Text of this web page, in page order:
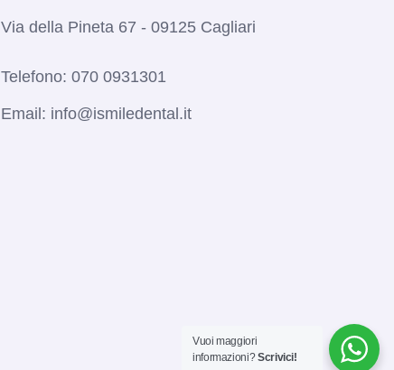
Via della Pineta 67 - 09125 Cagliari
Telefono: 070 0931301
Email: info@ismiledental.it
Vuoi maggiori
informazioni?Scrivici!